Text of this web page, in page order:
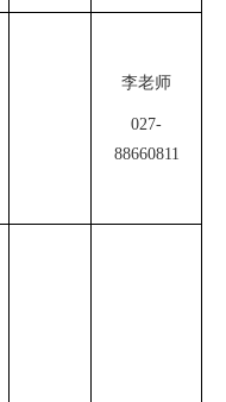
李老师
027-
88660811